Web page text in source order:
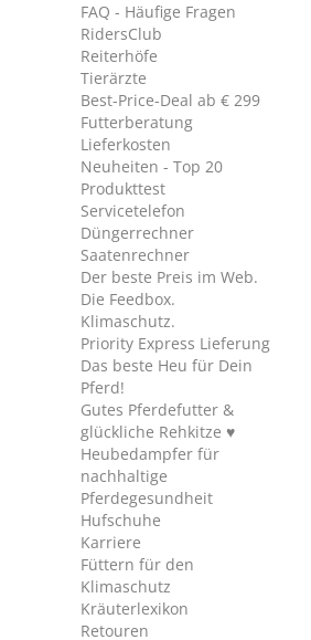
FAQ - Häufige Fragen
RidersClub
Reiterhöfe
Tierärzte
Best-Price-Deal ab € 299
Futterberatung
Lieferkosten
Neuheiten - Top 20
Produkttest
Servicetelefon
Düngerrechner
Saatenrechner
Der beste Preis im Web.
Die Feedbox.
Klimaschutz.
Priority Express Lieferung
Das beste Heu für Dein
Pferd!
Gutes Pferdefutter &
glückliche Rehkitze ♥
Heubedampfer für
nachhaltige
Pferdegesundheit
Hufschuhe
Karriere
Füttern für den
Klimaschutz
Kräuterlexikon
Retouren